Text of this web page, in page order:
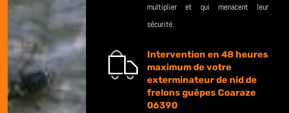
multiplier et qui menacent leur
sécurité.
Intervention en 48 heures
maximum de votre
exterminateur de nid de
frelons guêpes Coaraze
06390